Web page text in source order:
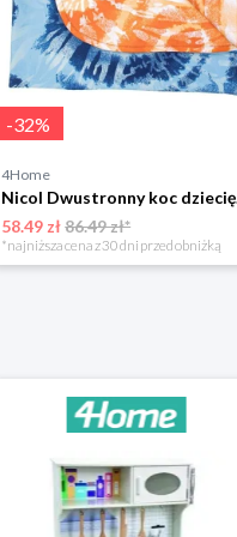
-32%
4Home
Nicol
58.49 zł86.49 zł*
*najniższa cena z 30 dni przed obniżką